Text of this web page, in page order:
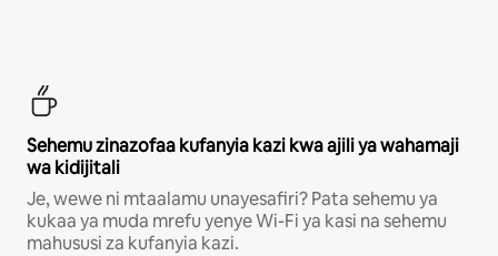
Sehemu zinazofaa kufanyia kazi kwa ajili ya wahamaji
wa kidijitali
Je, wewe ni mtaalamu unayesafiri? Pata sehemu ya
kukaa ya muda mrefu yenye Wi-Fi ya kasi na sehemu
mahususi za kufanyia kazi.